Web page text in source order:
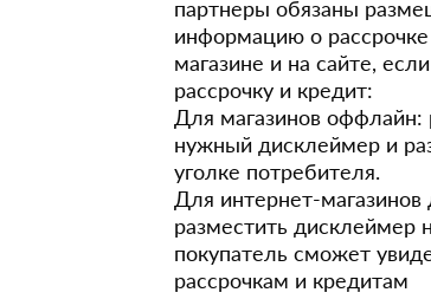
партнеры обязаны
информацию о
магазине и на сайте,
рассрочку и кредит:
Для магазинов оффлайн:
нужный дисклеймер и
уголке потребителя.
Для интернет-магазинов
разместить дисклеймер
покупатель сможет
рассрочкам и кредитам